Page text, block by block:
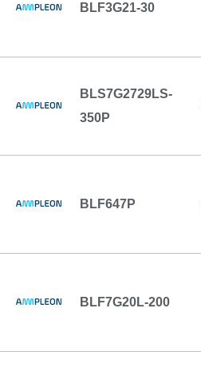
BLF3G21-30
BLS7G2729LS-
350P
BLF647P
BLF7G20L-200